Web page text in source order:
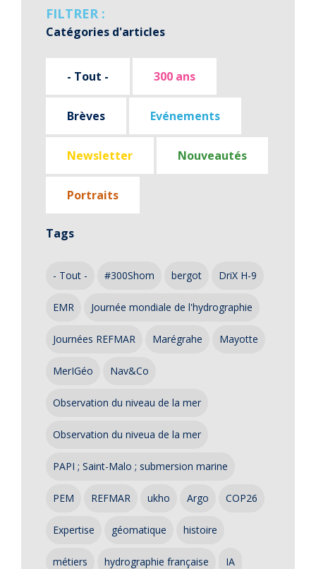
FILTRER :
Catégories d'articles
- Tout - 300 ans
Brèves Evénements
Newsletter Nouveautés
Portraits
Tags
- Tout - #300Shom bergot DriX H-9
EMR Journée mondiale de l'hydrographie
Journées REFMAR Marégrahe Mayotte
MerIGéo Nav&Co
Observation du niveau de la mer
Observation du niveua de la mer
PAPI ; Saint-Malo ; submersion marine
PEM REFMAR ukho Argo COP26
Expertise géomatique histoire
métiers hydrographie française IA